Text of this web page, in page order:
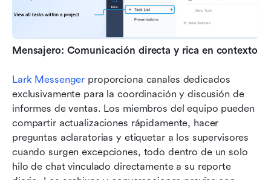
Mensajero: Comunicación directa y rica en contexto
Lark Messenger proporciona canales dedicados
exclusivamente para la coordinación y discusión de
informes de ventas. Los miembros del equipo pueden
compartir actualizaciones rápidamente, hacer
preguntas aclaratorias y etiquetar a los supervisores
cuando surgen excepciones, todo dentro de un solo
hilo de chat vinculado directamente a su reporte